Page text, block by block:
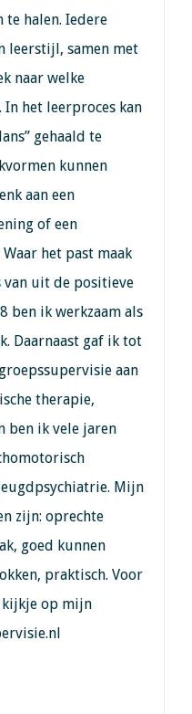
te halen. Iedere
leerstijl, samen met
naar welke
het leerproces kan
gehaald te
kunnen
aan een
of een
het past maak
uit de positieve
ben ik werkzaam als
Daarnaast gaf ik tot
aan
therapie,
ben ik vele jaren
Mijn
zijn: oprechte
goed kunnen
praktisch. Voor
kijkje op mijn